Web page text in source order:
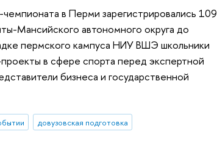
в Перми зарегистрировались 109
Мансийского автономного округа до
пермского кампуса НИУ ВШЭ школьники
в сфере спорта перед экспертной
бизнеса и государственной
довузовская подготовка